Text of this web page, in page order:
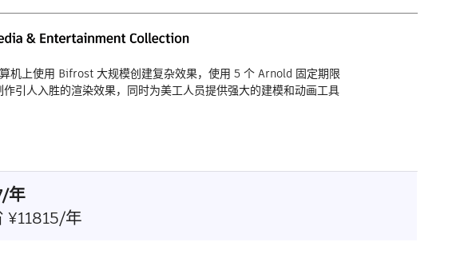
机上使用 Bifrost 大规模创建复杂效果，使用 5 个 Arnold 固定期限
作引人入胜的渲染效果，同时为美工人员提供强大的建模和动画工具
年
¥11815/年